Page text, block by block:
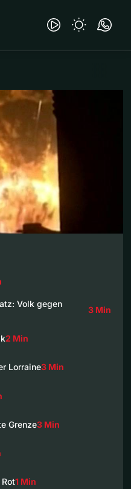
Volk gegen
3 Min
2 Min
Lorraine3 Min
Grenze3 Min
1 Min